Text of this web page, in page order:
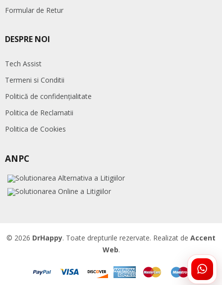
Formular de Retur
DESPRE NOI
Tech Assist
Termeni si Conditii
Politică de confidențialitate
Politica de Reclamatii
Politica de Cookies
ANPC
© 2026 DrHappy. Toate drepturile rezervate. Realizat de Accent
Web.